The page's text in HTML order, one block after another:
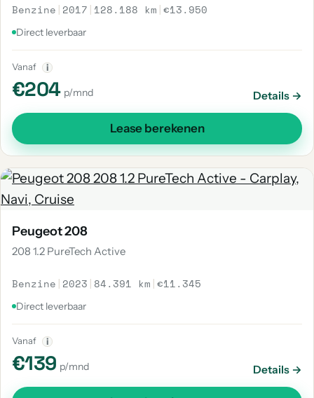
Benzine | 2017 | 128.188 km |€13.950
Direct leverbaar
Vanaf i
€204 p/mnd Details →
Lease berekenen
Peugeot 208
208 1.2 PureTech Active
Benzine | 2023 | 84.391 km |€11.345
Direct leverbaar
Vanaf i
€139 p/mnd Details →